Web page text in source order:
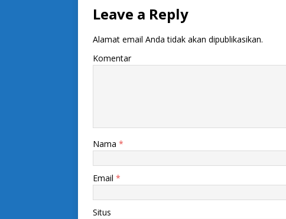
Leave a Reply
Alamat email Anda tidak akan dipublikasikan.
Komentar
Nama *
Email *
Situs